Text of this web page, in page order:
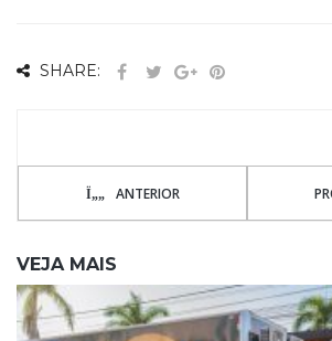
SHARE:
ANTERIOR
VEJA MAIS